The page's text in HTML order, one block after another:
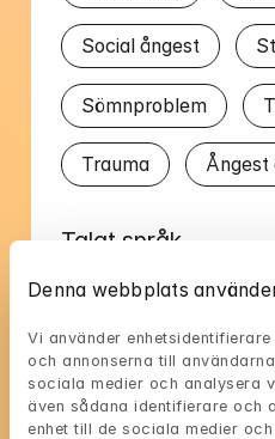
Denna webbplats
Vi använder
och annonserna till
sociala medier och analysera
även sådana identifierare och
enhet till de sociala medier
Social ångest
Sömnproblem
Trauma Ångest
Talat språk
Norska